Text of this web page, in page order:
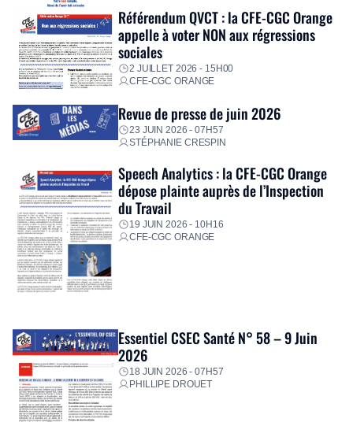
Référendum QVCT : la CFE-CGC Orange
appelle à voter NON aux régressions
sociales
2 JUILLET 2026 - 15H00
CFE-CGC ORANGE
Revue de presse de juin 2026
23 JUIN 2026 - 07H57
STÉPHANIE CRESPIN
Speech Analytics : la CFE-CGC Orange
dépose plainte auprès de l’Inspection
du Travail
19 JUIN 2026 - 10H16
CFE-CGC ORANGE
Essentiel CSEC Santé N° 58 – 9 Juin
2026
18 JUIN 2026 - 07H57
PHILLIPE DROUET